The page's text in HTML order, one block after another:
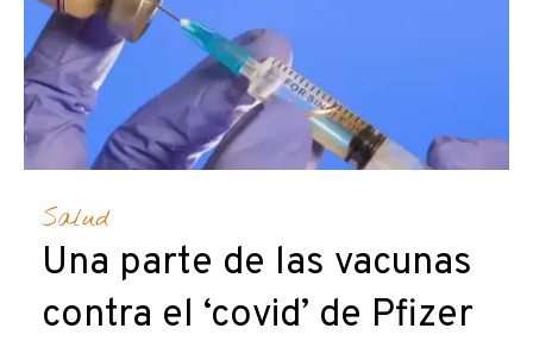
Salud
Una parte de las vacunas
contra el ‘covid’ de Pfizer